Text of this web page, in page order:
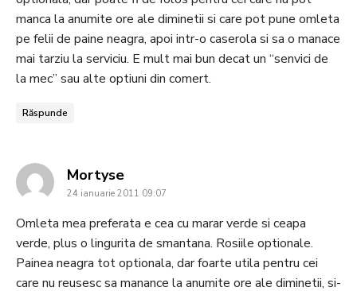
manca la anumite ore ale diminetii si care pot pune omleta
pe felii de paine neagra, apoi intr-o caserola si sa o manace
mai tarziu la serviciu. E mult mai bun decat un “senvici de
la mec” sau alte optiuni din comert.
Răspunde
Mortysesays:
24 ianuarie 2011 09:07
Omleta mea preferata e cea cu marar verde si ceapa
verde, plus o lingurita de smantana. Rosiile optionale.
Painea neagra tot optionala, dar foarte utila pentru cei
care nu reusesc sa manance la anumite ore ale diminetii, si-